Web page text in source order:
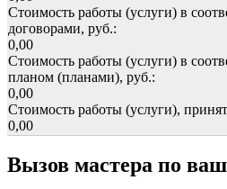
Стоимость работы (услуги) в
договорами, руб.:
0,00
Стоимость работы (услуги) в
планом (планами), руб.:
0,00
Стоимость работы (услуги),
0,00
Вызов мастера по